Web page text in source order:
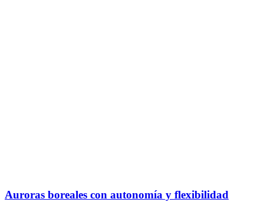
Auroras boreales con autonomía y flexibilidad